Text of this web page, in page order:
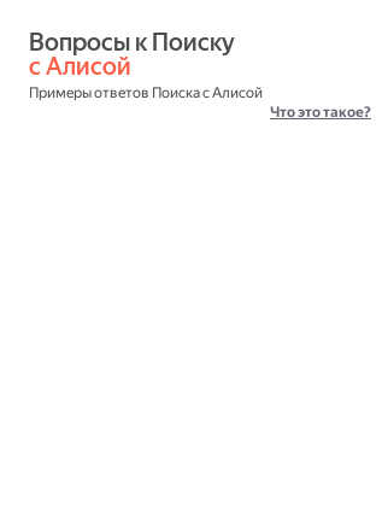
с Алисой
Примеры ответов Поиска с Алисой
Что это такое?